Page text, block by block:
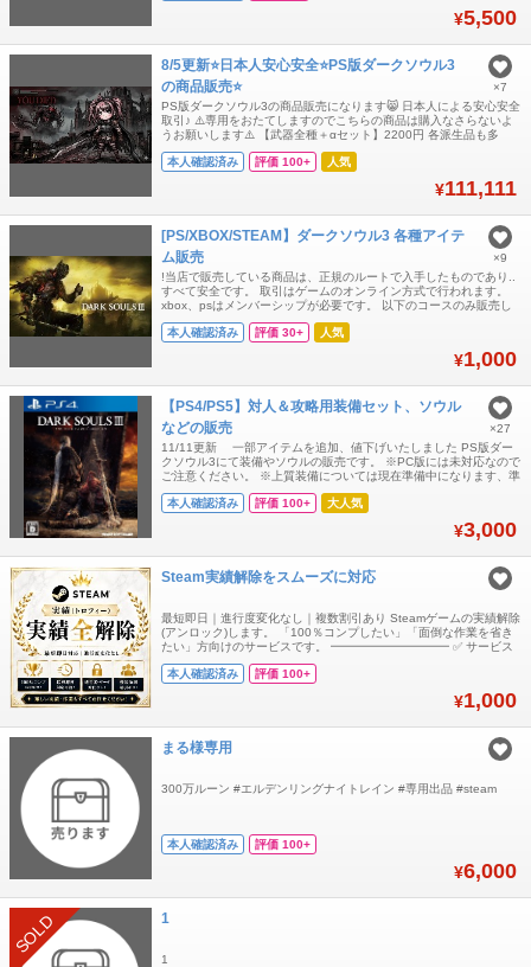
¥5,500
8/5更新⭐️日本人安心安全⭐️PS版ダークソウル3
の商品販売⭐️
PS版ダークソウル3の商品販売になります😸 日本人による安心安全
取引♪ ⚠️専用をおたてしますのでこちらの商品は購入なさらないよ
うお願いします⚠️ 【武器全種＋αセット】2200円 各派生品も多
具全種セット】2200円 【指輪全種セット】2200円 【上記全種セッ
本人確認済み 評価 100+ 人気
¥111,111
×7
[PS/XBOX/STEAM】ダークソウル3 各種アイテ
ム販売
!当店で販売している商品は、正規のルートで入手したものであり..
すべて安全です。 取引はゲームのオンライン方式で行われます。
xbox、psはメンバーシップが必要です。 以下のコースのみ販売し
ださい。 ありがとうございます。
本人確認済み 評価 30+ 人気
¥1,000
×9
【PS4/PS5】対人＆攻略用装備セット、ソウル
などの販売
11/11更新 一部アイテムを追加、値下げいたしました PS版ダー
クソウル3にて装備やソウルの販売です。 ※PC版には未対応なので
ご注意ください。 ※上質装備については現在準備中になります、準
技：金）もやっておりましたので、ビルドに合わせた装備のご提案
本人確認済み 評価 100+ 大人気
¥3,000
×27
Steam実績解除をスムーズに対応
最短即日｜進行度変化なし｜複数割引あり Steamゲームの実績解除
(アンロック)します。 「100％コンプしたい」「面倒な作業を省き
たい」方向けのサービスです。 ━━━━━━━━━━ ✅ サービス
ト：1,800円 ・5作品セット：4,000円 ・10作品セット：7,000円
本人確認済み 評価 100+
¥1,000
まる様専用
300万ルーン #エルデンリングナイトレイン #専用出品 #steam
本人確認済み 評価 100+
¥6,000
SOLD 1
1